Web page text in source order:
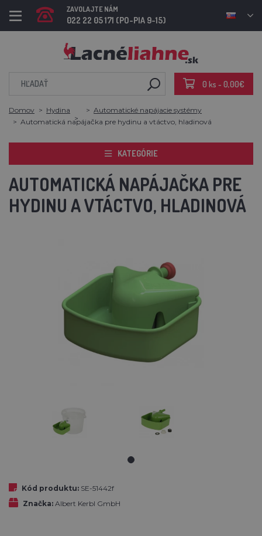
ZAVOLAJTE NÁM
022 22 05 171 (PO-PIA 9-15)
0 ks - 0,00€
Domov Hydina
Automatické napájacie systémy
Automatická napájačka pre hydinu a vtáctvo, hladinová
KATEGÓRIE
AUTOMATICKÁ NAPÁJAČKA PRE
HYDINU A VTÁCTVO, HLADINOVÁ
Kód produktu: SE-51442f
Značka: Albert Kerbl GmbH